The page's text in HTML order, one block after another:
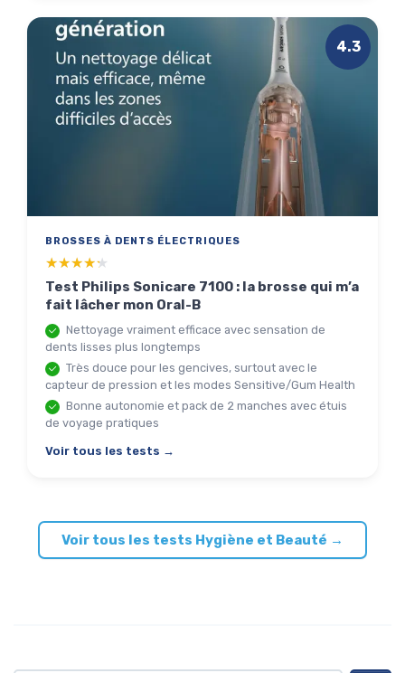
4.3
BROSSES À DENTS ÉLECTRIQUES
★★★★★
★★★★★
Test Philips Sonicare 7100 : la brosse qui m’a
fait lâcher mon Oral-B
Nettoyage vraiment efficace avec sensation de
dents lisses plus longtemps
Très douce pour les gencives, surtout avec le
capteur de pression et les modes Sensitive/Gum Health
Bonne autonomie et pack de 2 manches avec étuis
de voyage pratiques
Voir tous les tests →
Voir tous les tests Hygiène et Beauté →